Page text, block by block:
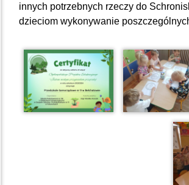
innych potrzebnych rzeczy do
dzieciom wykonywanie